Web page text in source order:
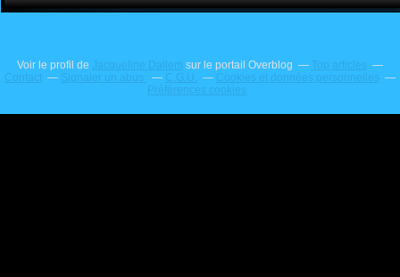
Voir le profil de Jacqueline Dallem sur le portail Overblog
Top articles
Contact
Signaler un abus C.G.U.
Cookies et données personnelles
Préférences cookies